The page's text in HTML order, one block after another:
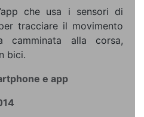
che usa i sensori di
tracciare il movimento
alla corsa,
bici.
e app